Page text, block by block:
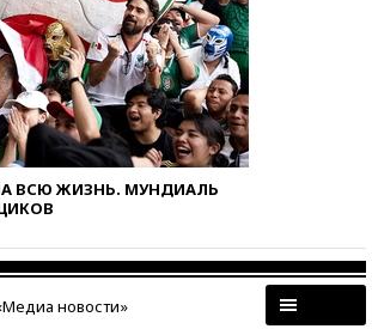
ВСЮ ЖИЗНЬ. МУНДИАЛЬ
новости»